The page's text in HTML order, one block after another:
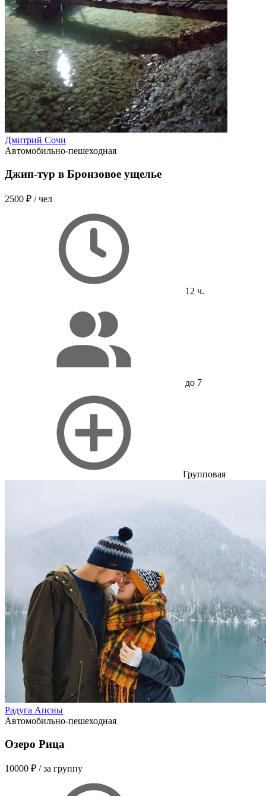
Дмитрий Сочи
Автомобильно-пешеходная
Джип-тур в Бронзовое ущелье
2500 ₽ / чел
12 ч.
до 7
Групповая
Радуга Апсны
Автомобильно-пешеходная
Озеро Рица
10000 ₽ / за группу